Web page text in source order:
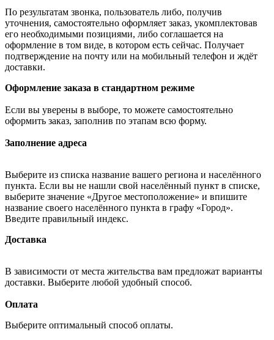
По результатам звонка, пользователь либо, получив
уточнения, самостоятельно оформляет заказ, укомплектовав
его необходимыми позициями, либо соглашается на
оформление в том виде, в котором есть сейчас. Получает
подтверждение на почту или на мобильный телефон и ждёт
доставки.
Оформление заказа в стандартном режиме
Если вы уверены в выборе, то можете самостоятельно
оформить заказ, заполнив по этапам всю форму.
Заполнение адреса
Выберите из списка название вашего региона и населённого
пункта. Если вы не нашли свой населённый пункт в списке,
выберите значение «Другое местоположение» и впишите
название своего населённого пункта в графу «Город».
Введите правильный индекс.
Доставка
В зависимости от места жительства вам предложат варианты
доставки. Выберите любой удобный способ.
Оплата
Выберите оптимальный способ оплаты.